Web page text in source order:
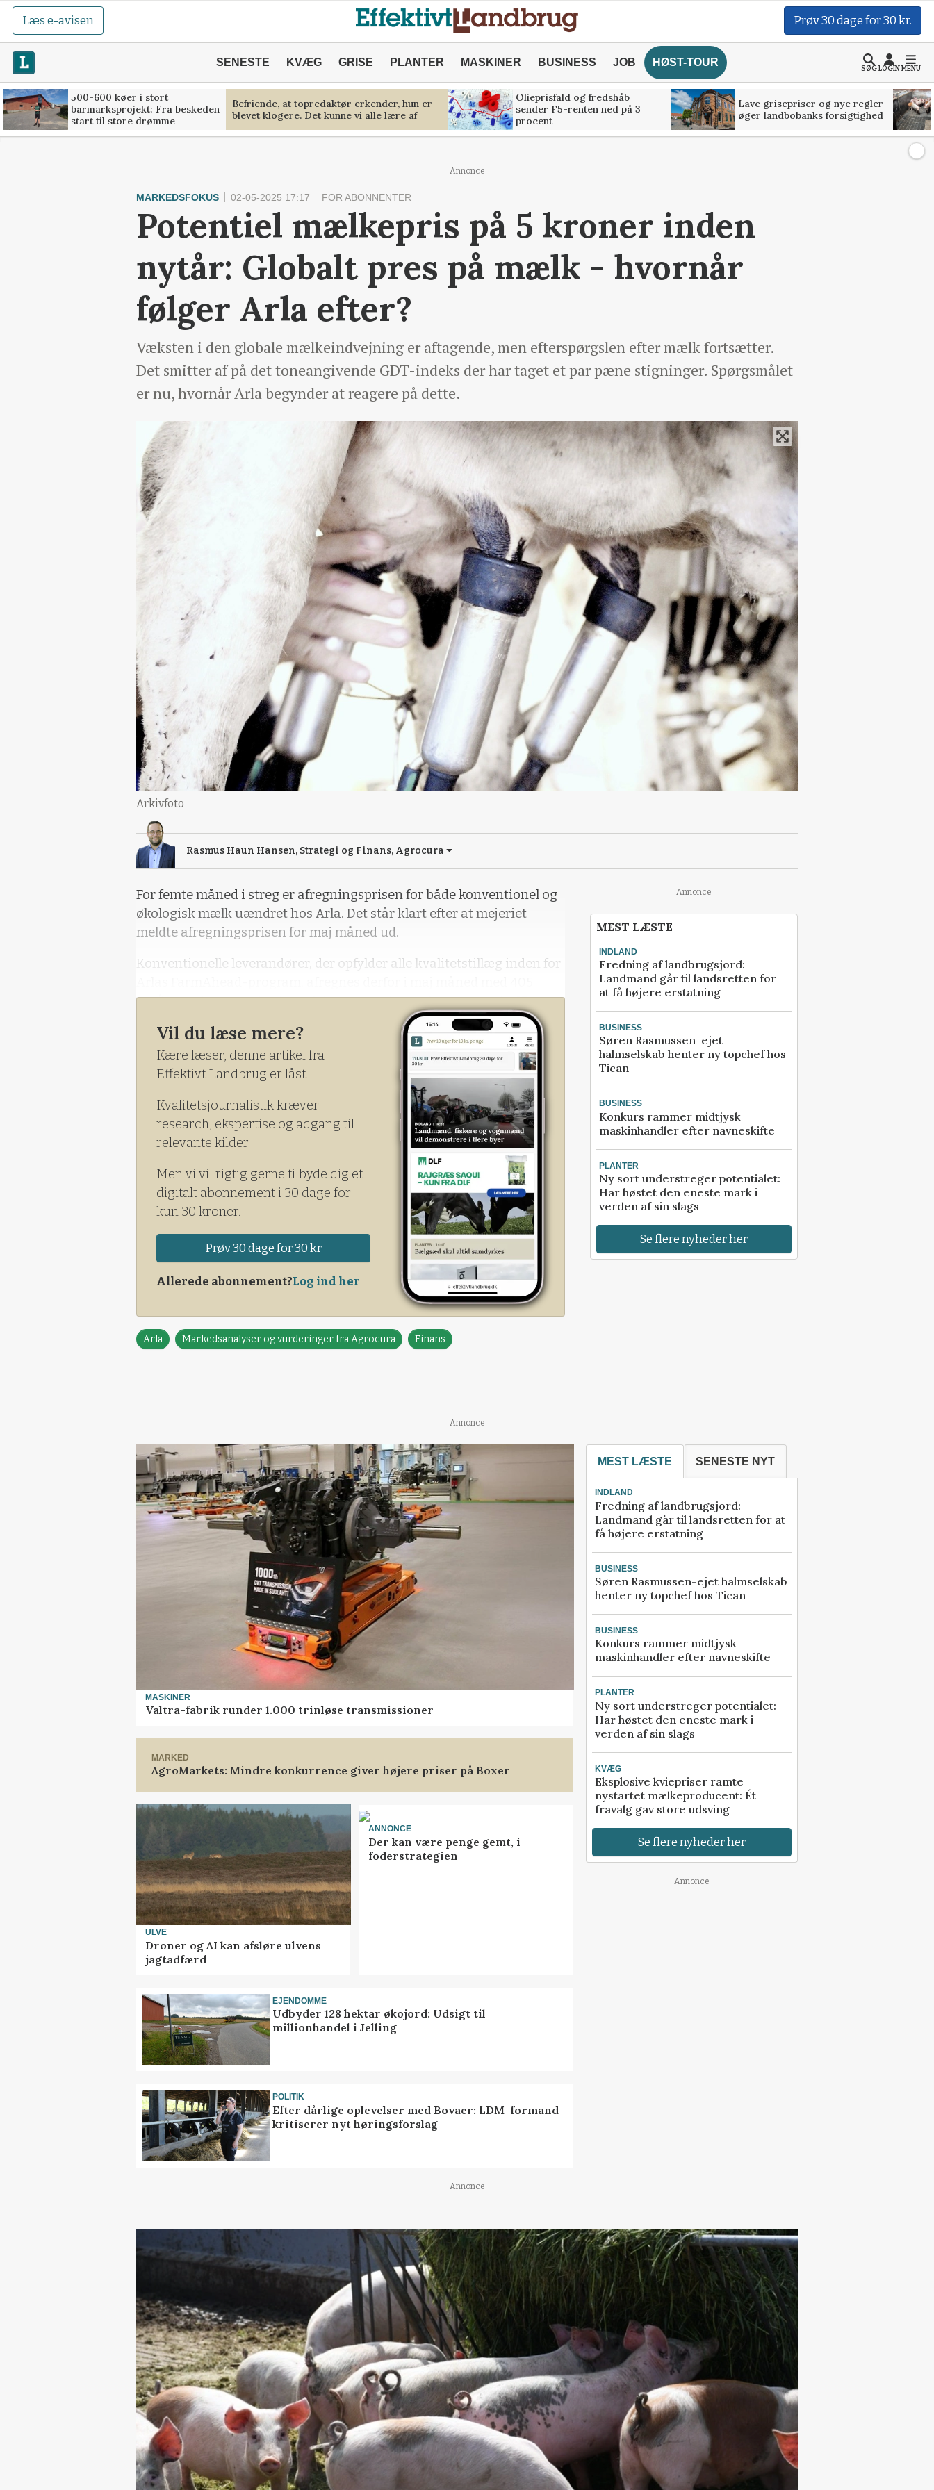
Læs e-avisen Prøv 30 dage for 30 kr.
SENESTE KVÆG GRISE PLANTER MASKINER BUSINESS JOB HØST-TOUR
SØGLOGINMENU
500-600 køer i stort
barmarksprojekt: Fra beskeden
start til store drømme
Befriende, at topredaktør erkender, hun er
blevet klogere. Det kunne vi alle lære af
Olieprisfald og fredshåb
sender F5-renten ned på 3
procent
Lave grisepriser og nye regler
øger landbobanks forsigtighed
Annonce
MARKEDSFOKUS 02-05-2025 17:17 FOR ABONNENTER
Potentiel mælkepris på 5 kroner inden
nytår: Globalt pres på mælk - hvornår
følger Arla efter?
Væksten i den globale mælkeindvejning er aftagende, men efterspørgslen efter mælk fortsætter.
Det smitter af på det toneangivende GDT-indeks der har taget et par pæne stigninger. Spørgsmålet
er nu, hvornår Arla begynder at reagere på dette.
Arkivfoto
Rasmus Haun Hansen, Strategi og Finans, Agrocura
For femte måned i streg er afregningsprisen for både konventionel og
økologisk mælk uændret hos Arla. Det står klart efter at mejeriet
meldte afregningsprisen for maj måned ud.
Konventionelle leverandører, der opfylder alle kvalitetstillæg inden for
øre/kg mælk, mens de økologiske leverandører afregnes med 467
Vil du læse mere?
Kære læser, denne artikel fra
Effektivt Landbrug er låst.
Kvalitetsjournalistik kræver
research, ekspertise og adgang til
relevante kilder.
Men vi vil rigtig gerne tilbyde dig et
digitalt abonnement i 30 dage for
kun 30 kroner.
Prøv 30 dage for 30 kr
Allerede abonnement?Log ind her
Arla Markedsanalyser og vurderinger fra Agrocura Finans
Annonce
MEST LÆSTE
INDLAND
Fredning af landbrugsjord:
Landmand går til landsretten for
at få højere erstatning
BUSINESS
Søren Rasmussen-ejet
halmselskab henter ny topchef hos
Tican
BUSINESS
Konkurs rammer midtjysk
maskinhandler efter navneskifte
PLANTER
Ny sort understreger potentialet:
Har høstet den eneste mark i
verden af sin slags
Se flere nyheder her
Annonce
MASKINER
Valtra-fabrik runder 1.000 trinløse transmissioner
MARKED
AgroMarkets: Mindre konkurrence giver højere priser på Boxer
ULVE
Droner og AI kan afsløre ulvens
jagtadfærd
ANNONCE
Der kan være penge gemt, i
foderstrategien
EJENDOMME
Udbyder 128 hektar økojord: Udsigt til
millionhandel i Jelling
POLITIK
Efter dårlige oplevelser med Bovaer: LDM-formand
kritiserer nyt høringsforslag
MEST LÆSTE SENESTE NYT
INDLAND
Fredning af landbrugsjord:
Landmand går til landsretten for at
få højere erstatning
BUSINESS
Søren Rasmussen-ejet halmselskab
henter ny topchef hos Tican
BUSINESS
Konkurs rammer midtjysk
maskinhandler efter navneskifte
PLANTER
Ny sort understreger potentialet:
Har høstet den eneste mark i
verden af sin slags
KVÆG
Eksplosive kviepriser ramte
nystartet mælkeproducent: Ét
fravalg gav store udsving
Se flere nyheder her
Annonce
Annonce